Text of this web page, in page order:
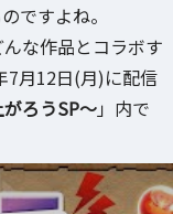
ですよね。
な作品とコラボす
7月12日(月)に配信
ろうSP～」内で